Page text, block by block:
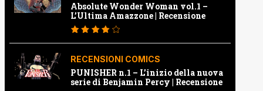
Absolute Wonder Woman vol.1 –
L’Ultima Amazzone | Recensione
RECENSIONI COMICS
PUNISHER n.1 – L’inizio della nuova
serie di Benjamin Percy | Recensione